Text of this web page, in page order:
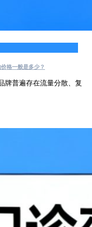
格一般是多少？
牌普遍存在流量分散、复